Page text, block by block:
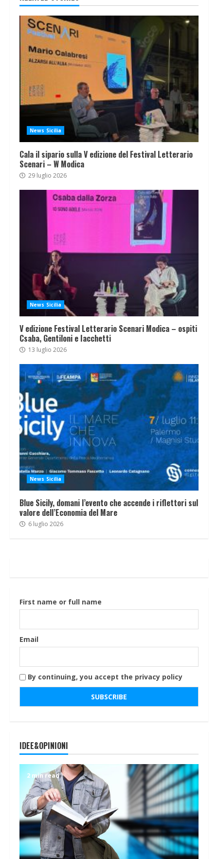
News Sicilia
Cala il sipario sulla V edizione del Festival Letterario
Scenari – W Modica
29 luglio 2026
News Sicilia
V edizione Festival Letterario Scenari Modica – ospiti
Csaba, Gentiloni e Iacchetti
13 luglio 2026
News Sicilia
Blue Sicily, domani l’evento che accende i riflettori sul
valore dell’Economia del Mare
6 luglio 2026
First name or full name
Email
By continuing, you accept the privacy policy
IDEE&OPINIONI
2 min read